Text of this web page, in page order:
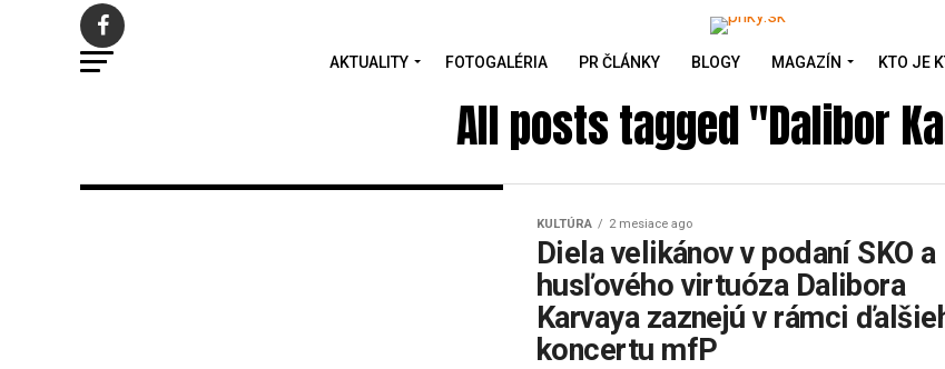
AKTUALITY FOTOGALÉRIA PR ČLÁNKY BLOGY MAGAZÍN KTO JE
All posts tagged "Dalibor
KULTÚRA 2 mesiace ago
Diela velikánov v podaní SKO a
husľového virtuóza Dalibora
Karvaya zaznejú v rámci
koncertu mfP